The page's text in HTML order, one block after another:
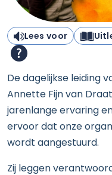
Lees voor
De dagelijkse leiding
Annette Fijn van
jarenlange ervaring
ervoor dat onze
wordt aangestuurd.
Zij leggen